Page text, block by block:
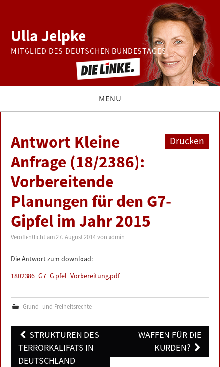
Ulla Jelpke
MITGLIED DES DEUTSCHEN BUNDESTAGES
MENU
BUNDESTAG
PRESSE
ZUR PERSON
LINKS
DATENSCHUTZERKLÄRUNG
Drucken
Antwort Kleine
Anfrage (18/2386):
Vorbereitende
Planungen für den G7-
Gipfel im Jahr 2015
Veröffentlicht am27. August 2014 vonadmin
Die Antwort zum download:
1802386_G7_Gipfel_Vorbereitung.pdf
Grund- und Freiheitsrechte
Post
navigation
STRUKTUREN DES
TERRORKALIFATS IN
DEUTSCHLAND
WAFFEN FÜR DIE
KURDEN?